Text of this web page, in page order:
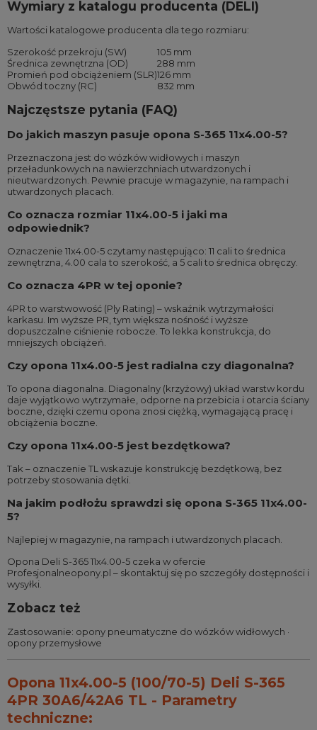
Wymiary z katalogu producenta (DELI)
Wartości katalogowe producenta dla tego rozmiaru:
Szerokość przekroju (SW)
105 mm
Średnica zewnętrzna (OD)
288 mm
Promień pod obciążeniem (SLR)126 mm
Obwód toczny (RC)
832 mm
Najczęstsze pytania (FAQ)
Do jakich maszyn pasuje opona S-365 11x4.00-5?
Przeznaczona jest do wózków widłowych i maszyn
przeładunkowych na nawierzchniach utwardzonych i
nieutwardzonych. Pewnie pracuje w magazynie, na rampach i
utwardzonych placach.
Co oznacza rozmiar 11x4.00-5 i jaki ma
odpowiednik?
Oznaczenie 11x4.00-5 czytamy następująco: 11 cali to średnica
zewnętrzna, 4.00 cala to szerokość, a 5 cali to średnica obręczy.
Co oznacza 4PR w tej oponie?
4PR to warstwowość (Ply Rating) – wskaźnik wytrzymałości
karkasu. Im wyższe PR, tym większa nośność i wyższe
dopuszczalne ciśnienie robocze. To lekka konstrukcja, do
mniejszych obciążeń.
Czy opona 11x4.00-5 jest radialna czy diagonalna?
To opona diagonalna. Diagonalny (krzyżowy) układ warstw kordu
daje wyjątkowo wytrzymałe, odporne na przebicia i otarcia ściany
boczne, dzięki czemu opona znosi ciężką, wymagającą pracę i
obciążenia boczne.
Czy opona 11x4.00-5 jest bezdętkowa?
Tak – oznaczenie TL wskazuje konstrukcję bezdętkową, bez
potrzeby stosowania dętki.
Na jakim podłożu sprawdzi się opona S-365 11x4.00-
5?
Najlepiej w magazynie, na rampach i utwardzonych placach.
Opona Deli S-365 11x4.00-5 czeka w ofercie
Profesjonalneopony.pl – skontaktuj się po szczegóły dostępności i
wysyłki.
Zobacz też
Zastosowanie: opony pneumatyczne do wózków widłowych ·
opony przemysłowe
Opona 11x4.00-5 (100/70-5) Deli S-365
4PR 30A6/42A6 TL - Parametry
techniczne: